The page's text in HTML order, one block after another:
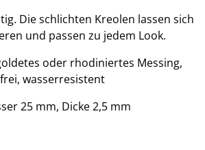
Die schlichten Kreolen lassen sich
und passen zu jedem Look.
oder rhodiniertes Messing,
wasserresistent
25 mm, Dicke 2,5 mm